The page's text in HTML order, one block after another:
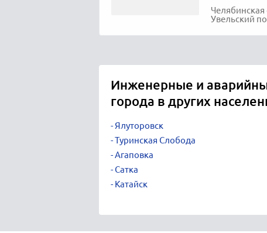
Челябинская
Увельский
Инженерные и
города в других
Ялуторовск
Туринская Слобода
Агаповка
Сатка
Катайск